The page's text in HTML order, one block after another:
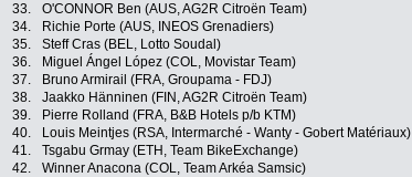
33.
O'CONNOR Ben (AUS, AG2R Citroën Team)
34.
Richie Porte (AUS, INEOS Grenadiers)
35.
Steff Cras (BEL, Lotto Soudal)
36.
Miguel Ángel López (COL, Movistar Team)
37.
Bruno Armirail (FRA, Groupama - FDJ)
38.
Jaakko Hänninen (FIN, AG2R Citroën Team)
39.
Pierre Rolland (FRA, B&B Hotels p/b KTM)
40.
Louis Meintjes (RSA, Intermarché - Wanty - Gobert Matériaux)
41.
Tsgabu Grmay (ETH, Team BikeExchange)
42.
Winner Anacona (COL, Team Arkéa Samsic)